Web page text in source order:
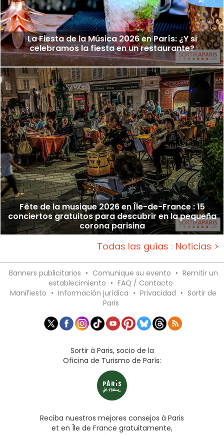
La Fiesta de la Música 2026 en París: ¿Y si
celebramos la fiesta en un restaurante?
Fête de la musique 2026 en Île-de-France : 15
conciertos gratuitos para descubrir en la pequeña
corona parisina
Todas las guías : Noticias >
Banners publicitarios • Comunique su evento • Remitir un
establecimiento • FAQ / Contacto
Manifiesto • Información jurídica • Privacidad • Sortir de
Paris
Sortir à Paris, socio de la
Oficina de Turismo de París:
Reciba nuestros mejores consejos à Paris
et en Île de France gratuitamente,